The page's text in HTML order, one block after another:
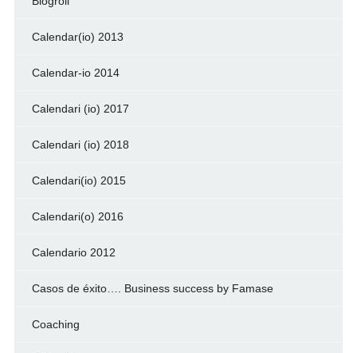
Calendar(io) 2013
Calendar-io 2014
Calendari (io) 2017
Calendari (io) 2018
Calendari(io) 2015
Calendari(o) 2016
Calendario 2012
Casos de éxito…. Business success by Famase
Coaching